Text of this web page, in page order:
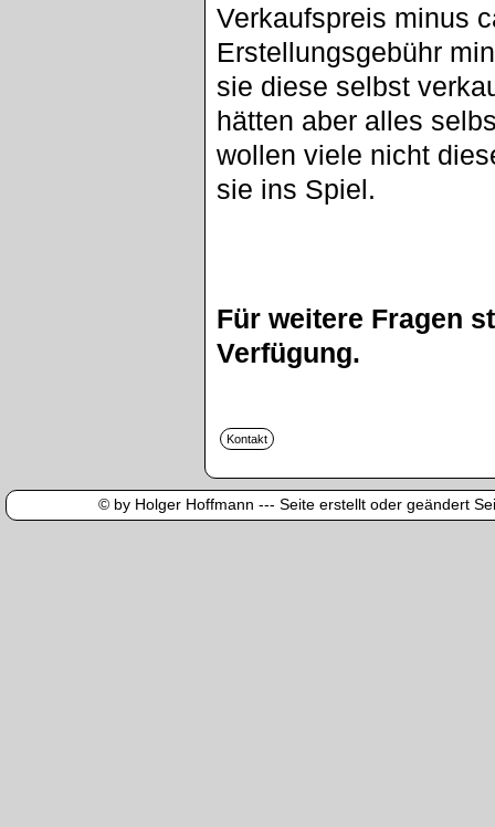
Verkaufspreis minus
Erstellungsgebühr
sie diese selbst
hätten aber alles
wollen viele nicht
sie ins Spiel.
Für weitere Fragen
Verfügung.
© by Holger Hoffmann --- Seite erstellt oder geändert